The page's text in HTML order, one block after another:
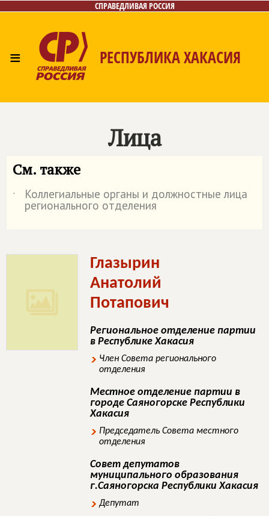
СПРАВЕДЛИВАЯ РОССИЯ
≡ РЕСПУБЛИКА ХАКАСИЯ
Контакты
Лица
См. также
˙ Коллегиальные органы и должностные лица
регионального отделения
Глазырин
Анатолий
Потапович
Региональное отделение партии
в Республике Хакасия
Член Совета регионального
отделения
Местное отделение партии в
городе Саяногорске Республики
Хакасия
Председатель Совета местного
отделения
Совет депутатов
муниципального образования
г.Саяногорска Республики Хакасия
Депутат